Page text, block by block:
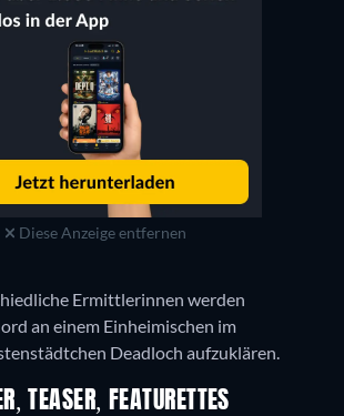
Diese Anzeige entfernen
Ermittlerinnen werden
an einem Einheimischen im
Deadloch aufzuklären.
TEASER, FEATURETTES